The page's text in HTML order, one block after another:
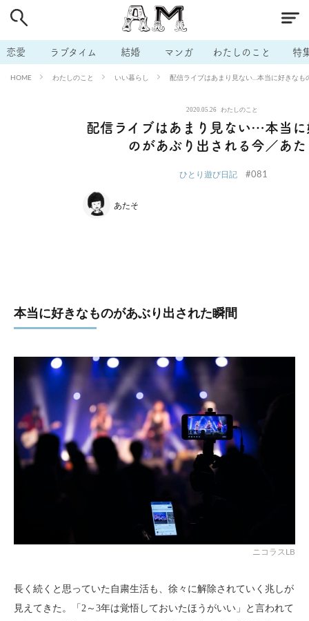
恋愛 ラブタイム 結婚 マンガ わたしのこと 特
HOME わたしのこと いい暮らし 配信ライブはあまり見ない…本当に好きなも
2020.05.26 わたしのこと
配信ライブはあまり見ない…本当に
のがあぶり出される今／あた
ひとり遊び日記 #081
あたそ
本当に好きなものがあぶり出された瞬間
ニコラスLB
長く続くと思っていた自粛生活も、徐々に解除されていく兆しが
見えてきた。「2～3年は覚悟しておいたほうがいい」と言われて
# 男の本音 # セフレ # 不倫
# 出会う方法 # マッチングアプリ # ラブグッズ # 体の相